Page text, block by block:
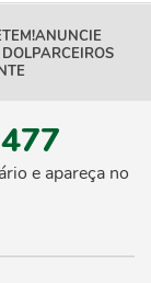
TEM!ANUNCIE
PARCEIROS
e apareça no